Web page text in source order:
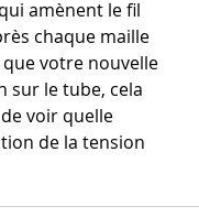
amènent le fil
chaque maille
votre nouvelle
sur le tube, cela
voir quelle
de la tension